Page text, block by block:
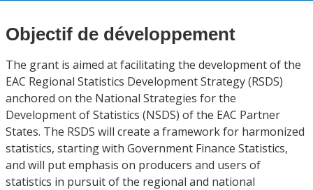
Objectif de développement
The grant is aimed at facilitating the development of the
EAC Regional Statistics Development Strategy (RSDS)
anchored on the National Strategies for the
Development of Statistics (NSDS) of the EAC Partner
States. The RSDS will create a framework for harmonized
statistics, starting with Government Finance Statistics,
and will put emphasis on producers and users of
statistics in pursuit of the regional and national